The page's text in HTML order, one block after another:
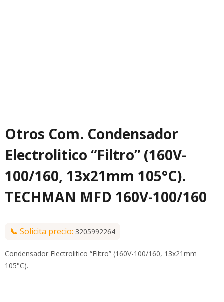
Otros Com. Condensador
Electrolitico “Filtro” (160V-
100/160, 13x21mm 105°C).
TECHMAN MFD 160V-100/160
📞 Solicita precio: 3205992264
Condensador Electrolitico “Filtro” (160V-100/160, 13x21mm
105°C).